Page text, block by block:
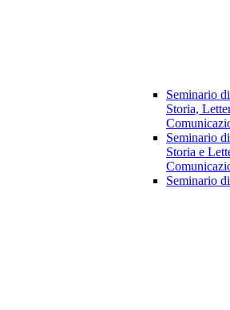
Seminario
Storia,
Seminario
Storia e
Seminario